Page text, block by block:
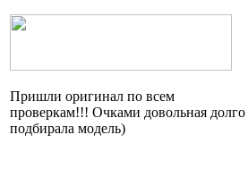
Пришли оригинал по всем
проверкам!!! Очками довольная долго
подбирала модель)